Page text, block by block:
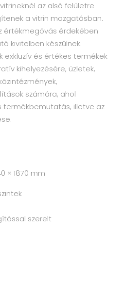
az alsó felületre
a vitrin mozgatásban.
értékmegóvás érdekében
kivitelben készülnek.
exkluzív és értékes termékek
kihelyezésére, üzletek,
számára, ahol
termékbemutatás, illetve az
× 1870 mm
szerelt